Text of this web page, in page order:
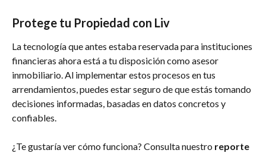
Protege tu Propiedad con Liv
La tecnología que antes estaba reservada para instituciones
financieras ahora está a tu disposición como asesor
inmobiliario. Al implementar estos procesos en tus
arrendamientos, puedes estar seguro de que estás tomando
decisiones informadas, basadas en datos concretos y
confiables.
¿Te gustaría ver cómo funciona? Consulta nuestro reporte